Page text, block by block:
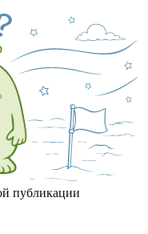
публикации